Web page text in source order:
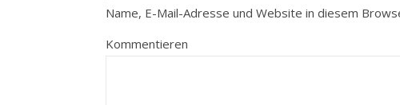
Name, E-Mail-Adresse und Website in diesem
Kommentieren